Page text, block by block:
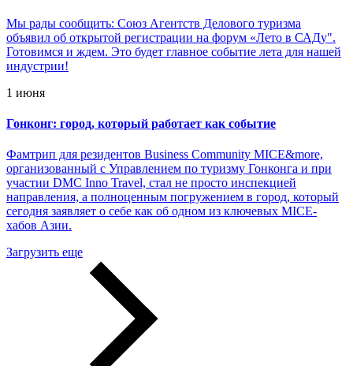
Мы рады сообщить: Союз Агентств Делового туризма
объявил об открытой регистрации на форум «Лето в САДу".
Готовимся и ждем. Это будет главное событие лета для нашей
индустрии!
1 июня
Гонконг: город, который работает как событие
Фамтрип для резидентов Business Community MICE&more,
организованный с Управлением по туризму Гонконга и при
участии DMC Inno Travel, стал не просто инспекцией
направления, а полноценным погружением в город, который
сегодня заявляет о себе как об одном из ключевых MICE-
хабов Азии.
Загрузить еще